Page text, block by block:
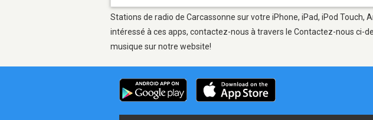
Stations de radio de Carcassonne sur votre iPhone, iPad, iPod
intéressé à ces apps, contactez-nous à travers le Contactez-nous ci-
musique sur notre website!